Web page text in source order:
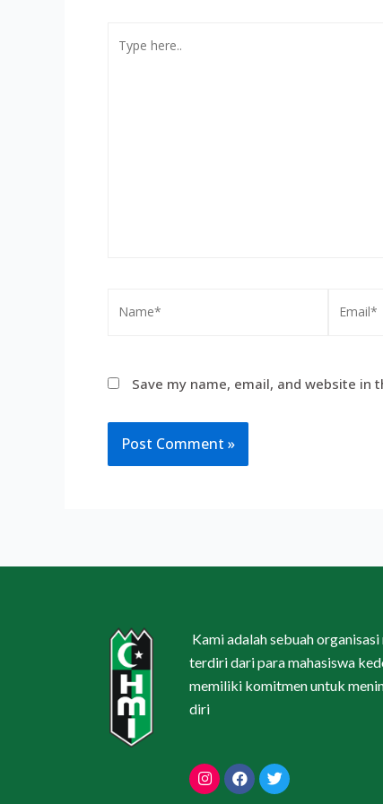
Save my name, email, and website
Kami adalah sebuah
terdiri dari para mahasiswa
memiliki komitmen untuk
diri